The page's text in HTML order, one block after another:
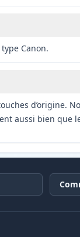
Canon.
d’origine.
aussi bien que